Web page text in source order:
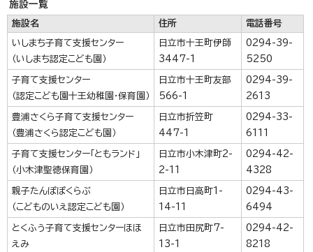
施設一覧
施設名 住所 電話番号
いしまち子育て支援センター
（いしまち認定こども園）
日立市十王町伊師
3447-1
0294-39-
5250
子育て支援センター
（認定こども園十王幼稚園・保育園）
日立市十王町友部
566-1
0294-39-
2613
豊浦さくら子育て支援センター
（豊浦さくら認定こども園）
日立市折笠町
447-1
0294-33-
6111
子育て支援センター「ともランド」
（小木津聖徳保育園）
日立市小木津町2-
2-11
0294-42-
4328
親子たんぽぽくらぶ
（こどものいえ認定こども園）
日立市日高町1-
14-11
0294-43-
6494
とくふう子育て支援センターほほ
えみ
日立市田尻町7-
13-1
0294-42-
8218